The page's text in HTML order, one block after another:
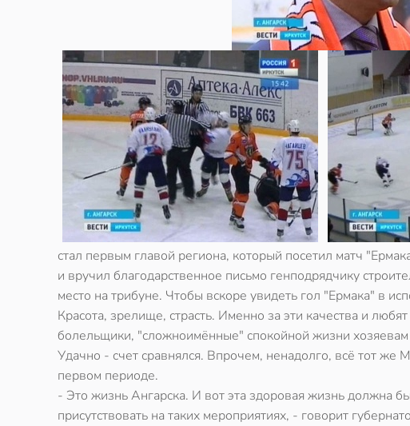
стал первым главой региона, который посетил матч
и вручил благодарственное письмо генподрядчику
место на трибуне. Чтобы вскоре увидеть гол "Ермака" в
Красота, зрелище, страсть. Именно за эти качества и
болельщики, "сложноимённые" спокойной жизни
Удачно - счет сравнялся. Впрочем, ненадолго, всё тот
первом периоде.
- Это жизнь Ангарска. И вот эта здоровая жизнь должна
присутствовать на таких мероприятиях, - говорит